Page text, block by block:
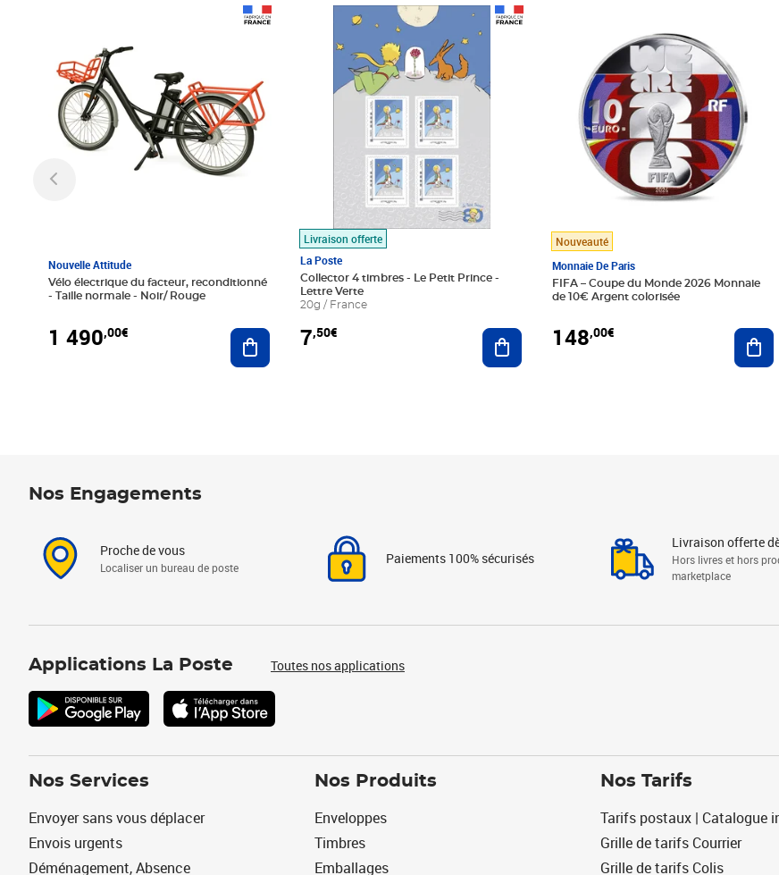
Nouvelle Attitude
Vélo électrique du facteur, reconditionné
- Taille normale - Noir/ Rouge
1 490,00€ Ajouter au panier
Livraison offerte
La Poste
Collector 4 timbres - Le Petit Prince -
Lettre Verte
20g / France
7,50€
Prix 7,50€
Ajouter au panier
Nouveauté
Monnaie De Paris
FIFA – Coupe du Monde 2026 Monnaie
de 10€ Argent colorisée
148,00€
Nos Engagements
Proche de vous
Localiser un bureau de poste
Paiements 100% sécurisés
Livraison offerte
Hors livres et hors
marketplace
Applications La Poste Toutes nos applications
Nos Services
Envoyer sans vous déplacer
Envois urgents
Déménagement, Absence
Nos Produits
Enveloppes
Timbres
Emballages
Nos Tarifs
Tarifs postaux | Catalogue
Grille de tarifs Courrier
Grille de tarifs Colis